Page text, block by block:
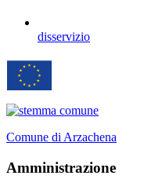
disservizio
Comune di Arzachena
Amministrazione